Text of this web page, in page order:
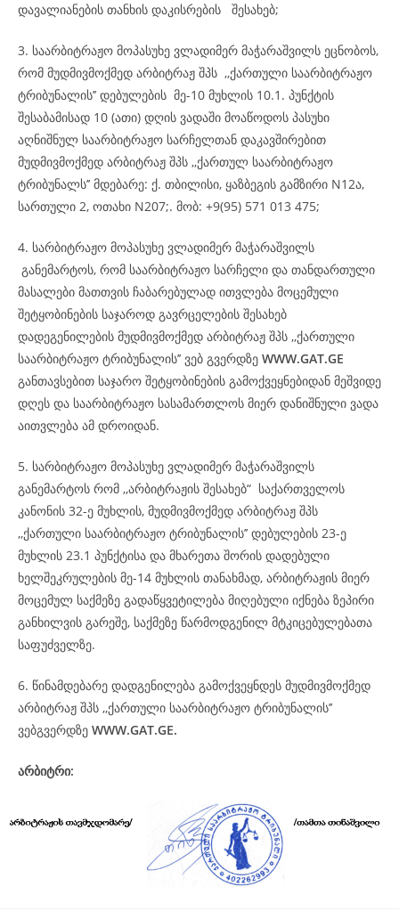
დავალიანების თანხის დაკისრების შესახებ;
3. საარბიტრაჟო მოპასუხე ვლადიმერ მაჭარაშვილს ეცნობოს,
რომ მუდმივმოქმედ არბიტრაჟ შპს ,,ქართული საარბიტრაჟო
ტრიბუნალის’’ დებულების მე-10 მუხლის 10.1. პუნქტის
შესაბამისად 10 (ათი) დღის ვადაში მოაწოდოს პასუხი
აღნიშნულ საარბიტრაჟო სარჩელთან დაკავშირებით
მუდმივმოქმედ არბიტრაჟ შპს ,,ქართულ საარბიტრაჟო
ტრიბუნალს’’ მდებარე: ქ. თბილისი, ყაზბეგის გამზირი N12ა,
სართული 2, ოთახი N207;. მობ: +9(95) 571 013 475;
4. სარბიტრაჟო მოპასუხე ვლადიმერ მაჭარაშვილს
განემარტოს, რომ საარბიტრაჟო სარჩელი და თანდართული
მასალები მათთვის ჩაბარებულად ითვლება მოცემული
შეტყობინების საჯაროდ გავრცელების შესახებ
დადეგენილების მუდმივმოქმედ არბიტრაჟ შპს ,,ქართული
საარბიტრაჟო ტრიბუნალის’’ ვებ გვერდზე WWW.GAT.GE
განთავსებით საჯარო შეტყობინების გამოქვეყნებიდან მეშვიდე
დღეს და საარბიტრაჟო სასამართლოს მიერ დანიშნული ვადა
აითვლება ამ დროიდან.
5. სარბიტრაჟო მოპასუხე ვლადიმერ მაჭარაშვილს
განემარტოს რომ ,,არბიტრაჟის შესახებ“ საქართველოს
კანონის 32-ე მუხლის, მუდმივმოქმედ არბიტრაჟ შპს
,,ქართული საარბიტრაჟო ტრიბუნალის’’ დებულების 23-ე
მუხლის 23.1 პუნქტისა და მხარეთა შორის დადებული
ხელშეკრულების მე-14 მუხლის თანახმად, არბიტრაჟის მიერ
მოცემულ საქმეზე გადაწყვეტილება მიღებული იქნება ზეპირი
განხილვის გარეშე, საქმეზე წარმოდგენილ მტკიცებულებათა
საფუძველზე.
6. წინამდებარე დადგენილება გამოქვეყნდეს მუდმივმოქმედ
არბიტრაჟ შპს ,,ქართული საარბიტრაჟო ტრიბუნალის’’
ვებგვერდზე WWW.GAT.GE.
არბიტრი: